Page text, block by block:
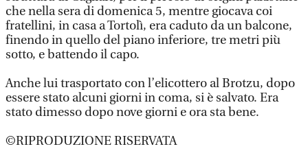
che nella sera di domenica 5, mentre giocava coi
fratellini, in casa a Tortolì, era caduto da un balcone,
finendo in quello del piano inferiore, tre metri più
sotto, e battendo il capo.
Anche lui trasportato con l’elicottero al Brotzu, dopo
essere stato alcuni giorni in coma, si è salvato. Era
stato dimesso dopo nove giorni e ora sta bene.
©RIPRODUZIONE RISERVATA